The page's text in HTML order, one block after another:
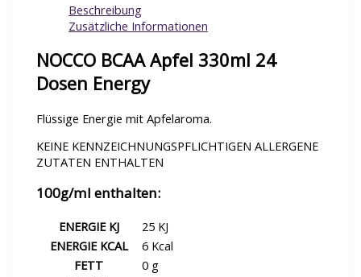
Beschreibung
Zusätzliche Informationen
NOCCO BCAA Apfel 330ml 24
Dosen Energy
Flüssige Energie mit Apfelaroma.
KEINE KENNZEICHNUNGSPFLICHTIGEN ALLERGENE
ZUTATEN ENTHALTEN
100g/ml enthalten:
ENERGIE KJ
25 KJ
ENERGIE KCAL
6 Kcal
FETT
0 g